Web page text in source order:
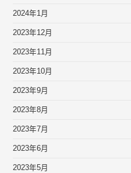
2024年1月
2023年12月
2023年11月
2023年10月
2023年9月
2023年8月
2023年7月
2023年6月
2023年5月